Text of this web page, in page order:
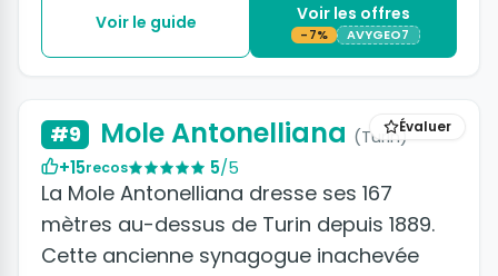
Voir le guide Voir les offres
-7% AVYGEO7
Évaluer
#9 Mole Antonelliana (Turin)
+15recos 5/5
La Mole Antonelliana dresse ses 167
mètres au-dessus de Turin depuis 1889.
Cette ancienne synagogue inachevée